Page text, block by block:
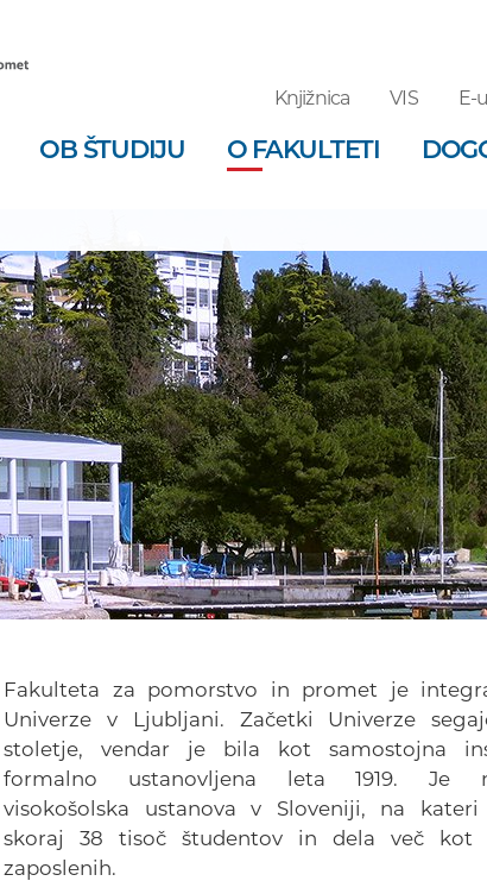
Knjižnica VIS E-
OB ŠTUDIJU O FAKULTETI
Fakulteta za pomorstvo in promet je
Univerze v Ljubljani. Začetki Univerze
stoletje, vendar je bila kot samostojna
formalno ustanovljena leta 1919. Je
visokošolska ustanova v Sloveniji, na kateri
skoraj 38 tisoč študentov in dela več kot
zaposlenih.